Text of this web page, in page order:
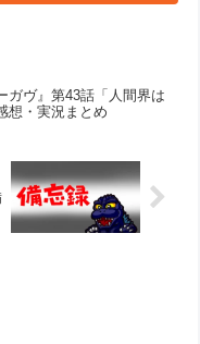
ガヴ』第43話「人間界は
想・実況まとめ